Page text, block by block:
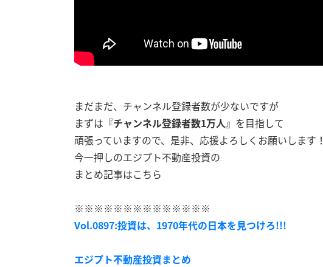
まだまだ、チャンネル登録者数が少ないですが
まずは 『チャンネル登録者数1万人』 を目指して
頑張っていますので、是非、応援よろしくお願いします！
今一押しのエジプト不動産投資の
まとめ記事はこちら
※※※※※※※※※※※※※※
Vol.0897:投資は、1970年代の日本を見つけろ!!!
エジプト不動産投資まとめ